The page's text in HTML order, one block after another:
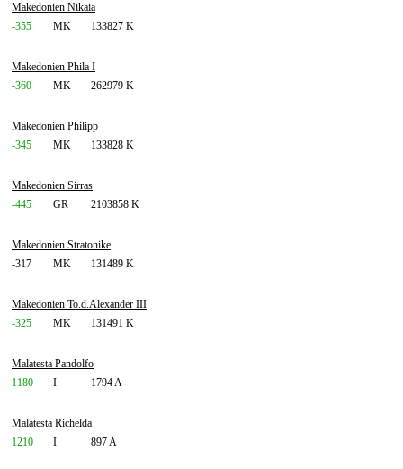
Makedonien Nikaia
-355
MK 133827 K
Makedonien Phila I
-360
MK 262979 K
Makedonien Philipp
-345
MK 133828 K
Makedonien Sirras
-445
GR 2103858 K
Makedonien Stratonike
-317
MK 131489 K
Makedonien To.d.Alexander III
-325
MK 131491 K
Malatesta Pandolfo
1180
I 1794 A
Malatesta Richelda
1210
I 897 A